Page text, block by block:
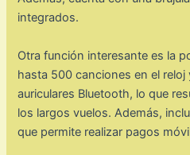
integrados.
Otra función interesante es la
hasta 500 canciones en el
auriculares Bluetooth, lo que
los largos vuelos. Además,
que permite realizar pagos